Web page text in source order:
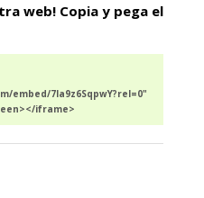
web! Copia y pega el
embed/7la9z6SqpwY?rel=0"
iframe>